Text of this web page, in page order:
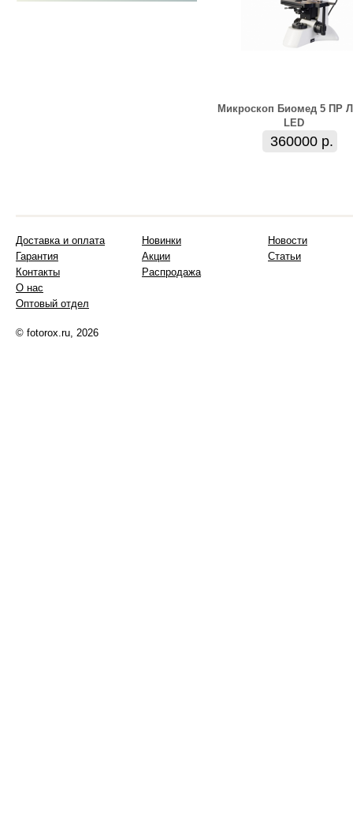
Микроскоп Биомед 5 ПР
LED
360000 р.
Доставка и оплата
Гарантия
Контакты
О нас
Оптовый отдел
Новинки
Акции
Распродажа
Новости
Статьи
© fotorox.ru, 2026